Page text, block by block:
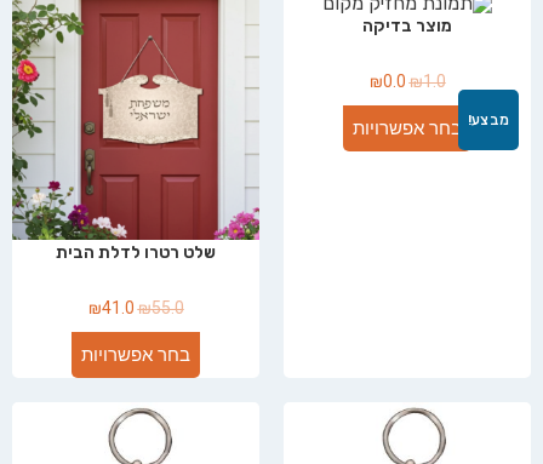
מבצע!
מוצר בדיקה
₪1.0
₪0.0
בחר אפשרויות
שלט רטרו לדלת הבית
₪55.0
₪41.0
בחר אפשרויות